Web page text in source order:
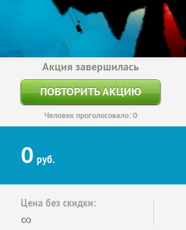
Акция завершилась
ПОВТОРИТЬ АКЦИЮ
Человек проголосовало: 0
0 руб.
Цена без скидки:
∞